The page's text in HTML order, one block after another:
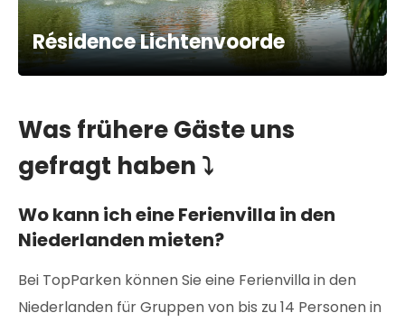
Résidence Lichtenvoorde
Was frühere Gäste uns
gefragt haben ⤵
Wo kann ich eine Ferienvilla in den
Niederlanden mieten?
Bei TopParken können Sie eine Ferienvilla in den
Niederlanden für Gruppen von bis zu 14 Personen in